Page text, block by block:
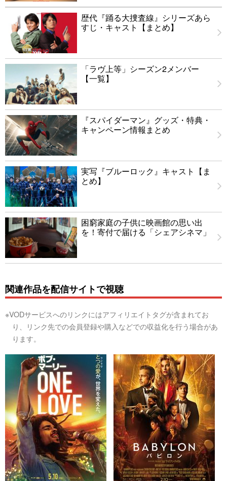
歴代『踊る大捜査線』シリーズあら
すじ・キャスト【まとめ】
「ラヴ上等」シーズン2メンバー
【一覧】
『スパイダーマン』グッズ・特典・
キャンペーン情報まとめ
実写『ブルーロック』キャスト【ま
とめ】
困窮家庭の子供に映画館の思い出
を！寄付で届ける「シェアシネマ」
関連作品を配信サイトで視聴
※VODサービスへのリンクにはアフィリエイトタグが含まれてお
り、リンク先での会員登録や購入などでの収益化を行う場合があ
ります。